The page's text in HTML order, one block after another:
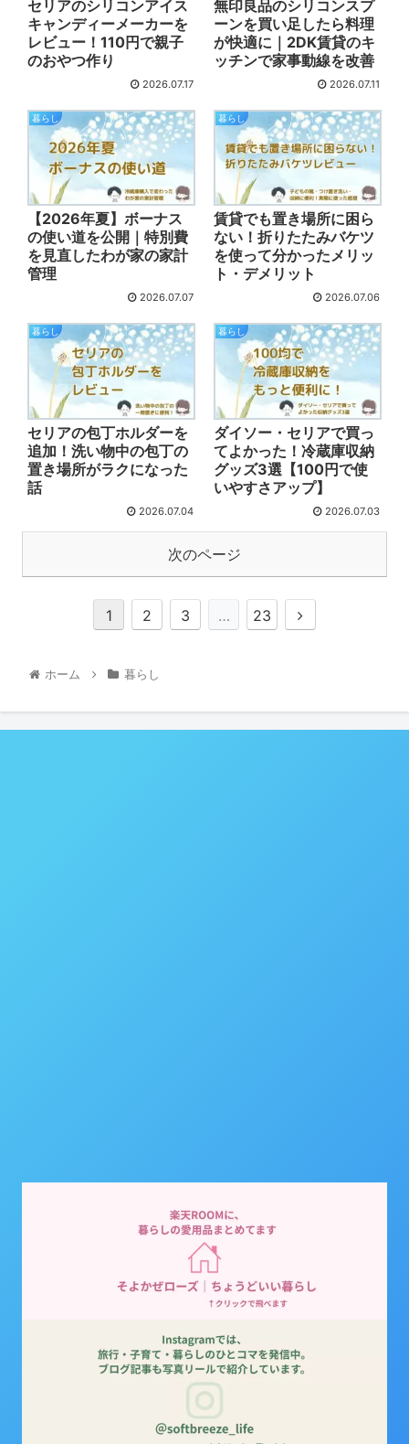
セリアのシリコンアイス
キャンディーメーカーを
レビュー！110円で親子
のおやつ作り
2026.07.17
無印良品のシリコンスプ
ーンを買い足したら料理
が快適に｜2DK賃貸のキ
ッチンで家事動線を改善
2026.07.11
暮らし
【2026年夏】ボーナス
の使い道を公開｜特別費
を見直したわが家の家計
管理
2026.07.07
暮らし
賃貸でも置き場所に困ら
ない！折りたたみバケツ
を使って分かったメリッ
ト・デメリット
2026.07.06
暮らし
セリアの包丁ホルダーを
追加！洗い物中の包丁の
置き場所がラクになった
話
2026.07.04
暮らし
ダイソー・セリアで買っ
てよかった！冷蔵庫収納
グッズ3選【100円で使
いやすさアップ】
2026.07.03
次のページ
1 2 3 … 23
ホーム 暮らし